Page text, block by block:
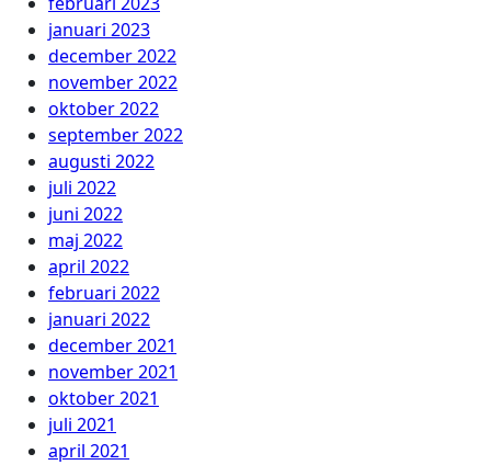
januari 2023
december 2022
november 2022
oktober 2022
september 2022
augusti 2022
juli 2022
juni 2022
maj 2022
april 2022
februari 2022
januari 2022
december 2021
november 2021
oktober 2021
juli 2021
april 2021